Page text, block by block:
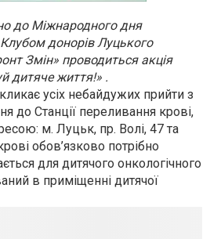
до Міжнародного дня
донорів Луцького
Змін» проводиться акція
дитяче життя!» .
усіх небайдужих прийти з
до Станції переливання крові,
м. Луцьк, пр. Волі, 47 та
обов’язково потрібно
для дитячого онкологічного
в приміщенні дитячої